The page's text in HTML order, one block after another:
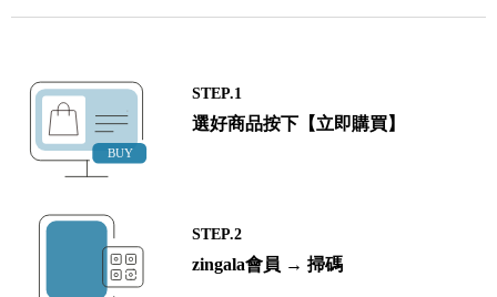
STEP.1
選好商品按下【立即購買】
STEP.2
zingala會員 → 掃碼